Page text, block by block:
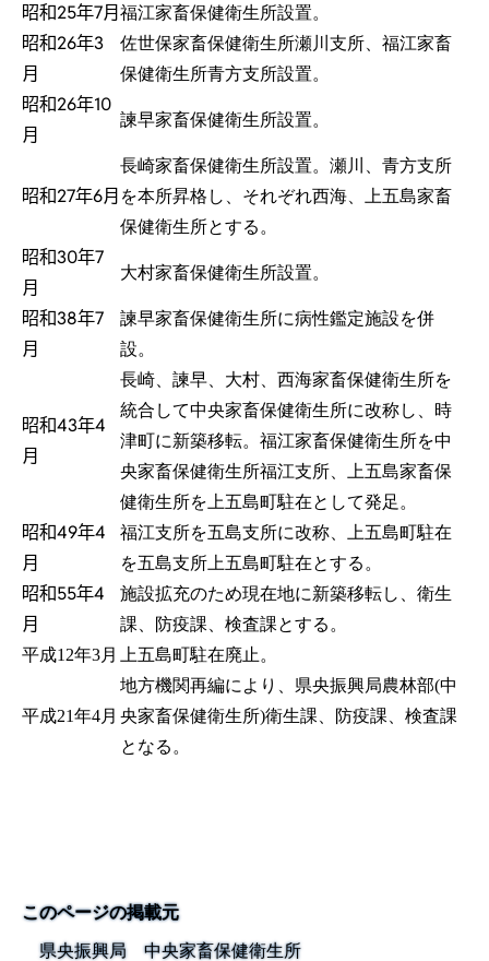
昭和25年7月 福江家畜保健衛生所設置。
昭和26年3
月
佐世保家畜保健衛生所瀬川支所、福江家畜
保健衛生所青方支所設置。
昭和26年10
月
諫早家畜保健衛生所設置。
昭和27年6月
長崎家畜保健衛生所設置。瀬川、青方支所
を本所昇格し、それぞれ西海、上五島家畜
保健衛生所とする。
昭和30年7
月
大村家畜保健衛生所設置。
昭和38年7
月
諫早家畜保健衛生所に病性鑑定施設を併
設。
昭和43年4
月
長崎、諫早、大村、西海家畜保健衛生所を
統合して中央家畜保健衛生所に改称し、時
津町に新築移転。福江家畜保健衛生所を中
央家畜保健衛生所福江支所、上五島家畜保
健衛生所を上五島町駐在として発足。
昭和49年4
月
福江支所を五島支所に改称、上五島町駐在
を五島支所上五島町駐在とする。
昭和55年4
月
施設拡充のため現在地に新築移転し、衛生
課、防疫課、検査課とする。
平成12年3月
上五島町駐在廃止。
平成21年4月
地方機関再編により、県央振興局農林部(中
央家畜保健衛生所)衛生課、防疫課、検査課
となる。
このページの掲載元
県央振興局 中央家畜保健衛生所